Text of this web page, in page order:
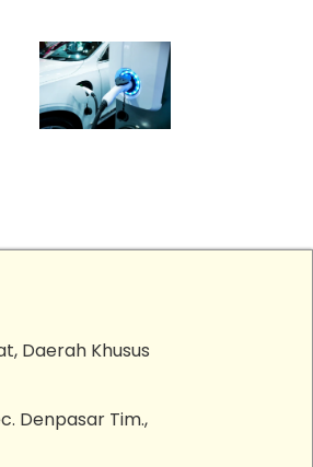
Daerah Khusus
Denpasar Tim.,